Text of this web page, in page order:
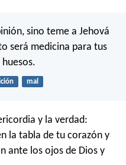
sino teme a Jehová
será medicina para tus
mal
y la verdad:
la tabla de tu corazón y
ante los ojos de Dios y